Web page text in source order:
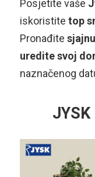
Posjetite vaše
iskoristite top
Pronađite
uredite svoj
naznačenog